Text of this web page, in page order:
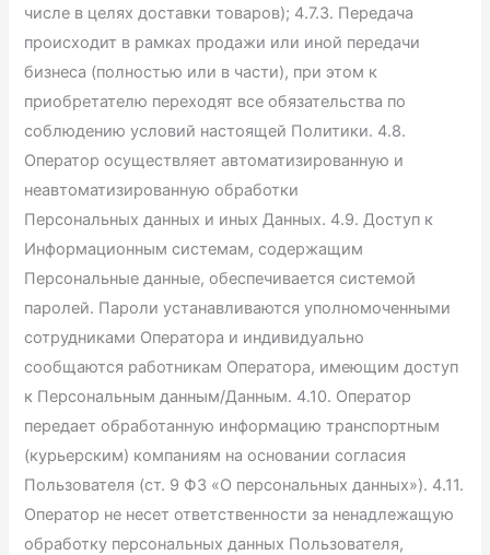
числе в целях доставки товаров); 4.7.3. Передача
происходит в рамках продажи или иной передачи
бизнеса (полностью или в части), при этом к
приобретателю переходят все обязательства по
соблюдению условий настоящей Политики. 4.8.
Оператор осуществляет автоматизированную и
неавтоматизированную обработки
Персональных данных и иных Данных. 4.9. Доступ к
Информационным системам, содержащим
Персональные данные, обеспечивается системой
паролей. Пароли устанавливаются уполномоченными
сотрудниками Оператора и индивидуально
сообщаются работникам Оператора, имеющим доступ
к Персональным данным/Данным. 4.10. Оператор
передает обработанную информацию транспортным
(курьерским) компаниям на основании согласия
Пользователя (ст. 9 ФЗ «О персональных данных»). 4.11.
Оператор не несет ответственности за ненадлежащую
обработку персональных данных Пользователя,